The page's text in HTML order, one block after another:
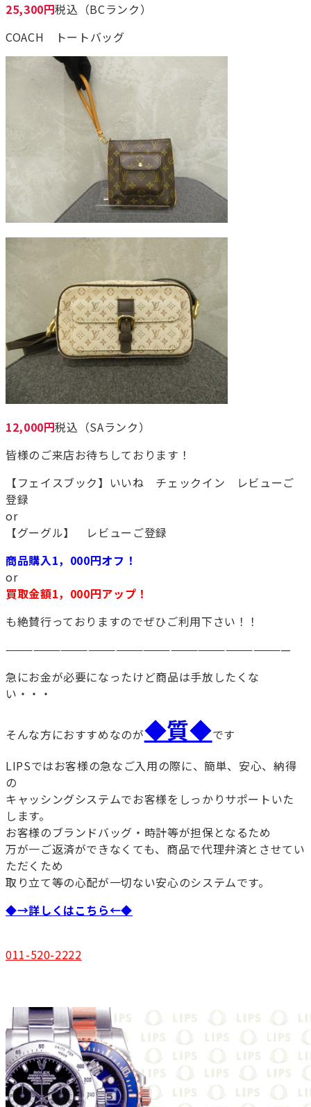
25,300円税込（BCランク）
COACH トートバッグ
12,000円税込（SAランク）
皆様のご来店お待ちしております！
【フェイスブック】いいね チェックイン レビューご
登録
or
【グーグル】 レビューご登録
商品購入1，000円オフ！
or
買取金額1，000円アップ！
も絶賛行っておりますのでぜひご利用下さい！！
———————————————————————————————
急にお金が必要になったけど商品は手放したくな
い・・・
そんな方におすすめなのが◆質◆です
LIPSではお客様の急なご入用の際に、簡単、安心、納得
の
キャッシングシステムでお客様をしっかりサポートいた
します。
お客様のブランドバッグ・時計等が担保となるため
万が一ご返済ができなくても、商品で代理弁済とさせてい
ただくため
取り立て等の心配が一切ない安心のシステムです。
◆→詳しくはこちら←◆
011-520-2222